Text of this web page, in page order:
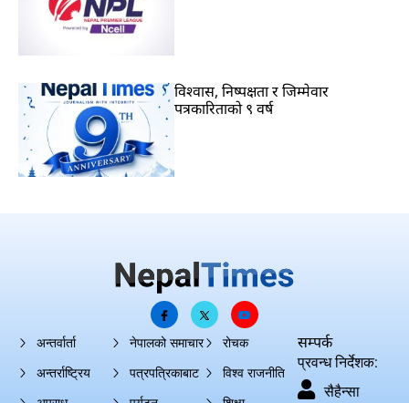
विश्वास, निष्पक्षता र जिम्मेवार
पत्रकारिताको ९ वर्ष
अन्तर्वार्ता
अन्तर्राष्ट्रिय
नेपालको समाचार
पत्रपत्रिकाबाट
रोचक
विश्व राजनीति
सम्पर्क
प्रवन्ध निर्देशक:
सैहैन्सा